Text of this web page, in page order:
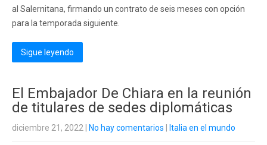
al Salernitana, firmando un contrato de seis meses con opción
para la temporada siguiente.
Sigue leyendo
El Embajador De Chiara en la reunión
de titulares de sedes diplomáticas
diciembre 21, 2022 No hay comentarios Italia en el mundo